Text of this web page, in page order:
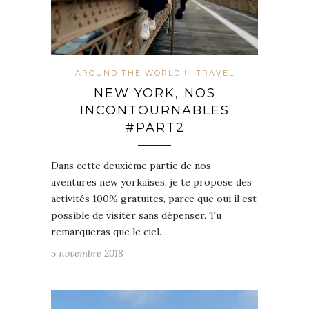
AROUND THE WORLD ! TRAVEL
NEW YORK, NOS
INCONTOURNABLES
#PART2
Dans cette deuxième partie de nos
aventures new yorkaises, je te propose des
activités 100% gratuites, parce que oui il est
possible de visiter sans dépenser. Tu
remarqueras que le ciel…
5 novembre 2018